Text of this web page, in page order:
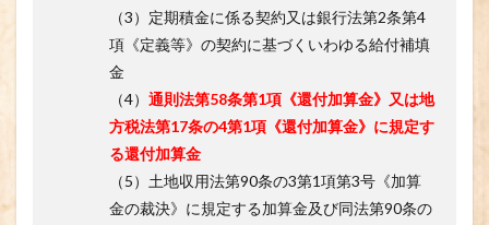
（3）定期積金に係る契約又は銀行法第2条第4
項《定義等》の契約に基づくいわゆる給付補填
金
（4） 通則法第58条第1項《還付加算金》又は地
方税法第17条の4第1項《還付加算金》に規定す
る還付加算金
（5）土地収用法第90条の3第1項第3号《加算
金の裁決》に規定する加算金及び同法第90条の